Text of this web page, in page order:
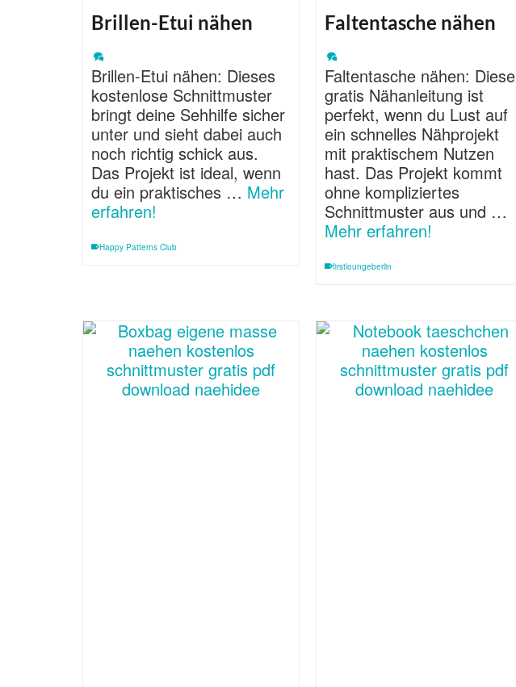
Brillen-Etui nähen
Brillen-Etui nähen: Dieses
kostenlose Schnittmuster
bringt deine Sehhilfe sicher
unter und sieht dabei auch
noch richtig schick aus.
Das Projekt ist ideal, wenn
du ein praktisches … Mehr
erfahren!
Happy Patterns Club
Faltentasche nähen
Faltentasche nähen: Diese
gratis Nähanleitung ist
perfekt, wenn du Lust auf
ein schnelles Nähprojekt
mit praktischem Nutzen
hast. Das Projekt kommt
ohne kompliziertes
Schnittmuster aus und …
Mehr erfahren!
firstloungeberlin